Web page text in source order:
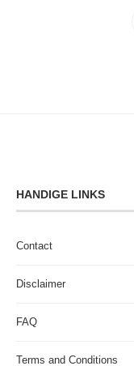
HANDIGE LINKS
Contact
Disclaimer
FAQ
Terms and Conditions